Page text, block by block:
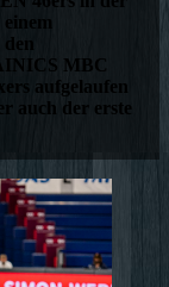
MBC
aufgelaufen
auch der erste